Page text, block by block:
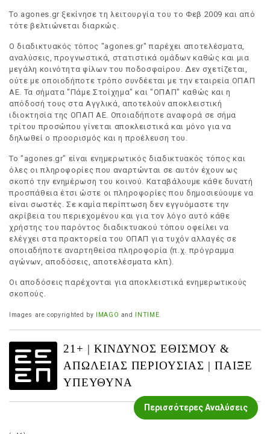
Περισσότερες Αναλύσεις
Το agones.gr ξεκίνησε τη λειτουργία του το Φεβ 2009 και από
τότε βελτιώνεται διαρκώς.
Ο διαδικτυακός τόπος "agones.gr" παρέχει αποτελέσματα,
αναλύσεις, προγνωστικά, στατιστικά ομάδων καθώς και μια
μεγάλη κοινότητα φίλων του ποδοσφαίρου. Δεν σχετίζεται,
ούτε με οποιοδήποτε τρόπο συνδέεται με την εταιρεία ΟΠΑΠ
ΑΕ. Τα σήματα "Πάμε Στοίχημα" και "ΟΠΑΠ" καθώς και η
απόδοσή τους στα Αγγλικά, αποτελούν αποκλειστική
ιδιοκτησία της ΟΠΑΠ ΑΕ. Οποιαδήποτε αναφορά σε σήμα
τρίτου προσώπου γίνεται αποκλειστικά και μόνο για να
δηλωθεί ο προορισμός και η προέλευση του.
Το "agones.gr" είναι ενημερωτικός διαδικτυακός τόπος και
όλες οι πληροφορίες που αναρτώνται σε αυτόν έχουν ως
σκοπό την ενημέρωση του κοινού. Καταβάλουμε κάθε δυνατή
προσπάθεια έτσι ώστε οι πληροφορίες που δημοσιεύουμε να
είναι σωστές. Σε καμία περίπτωση δεν εγγυόμαστε την
ακρίβεια του περιεχομένου και για τον λόγο αυτό κάθε
χρήστης του παρόντος διαδικτυακού τόπου οφείλει να
ελέγχει στα πρακτορεία του ΟΠΑΠ για τυχόν αλλαγές σε
οποιαδήποτε αναρτηθείσα πληροφορία (π.χ. πρόγραμμα
αγώνων, αποδόσεις, αποτελέσματα κλπ).
Οι αποδόσεις παρέχονται για αποκλειστικά ενημερωτικούς
σκοπούς.
Images are copyrighted by IMAGO and INTIME.
21+ | ΚΙΝΔΥΝΟΣ ΕΘΙΣΜΟΥ &
ΑΠΩΛΕΙΑΣ ΠΕΡΙΟΥΣΙΑΣ | ΠΑΙΞΕ
ΥΠΕΥΘΥΝΑ